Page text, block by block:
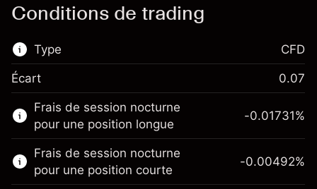
Conditions de trading
Type
Ce marché financier est disponible pour le
trading de CFD.
En savoir plus sur :
CFD
CFD
Écart 0.07
Frais de session nocturne
pour une position longue
-0.01731%
Frais de session nocturne
pour une position courte
-0.00492%